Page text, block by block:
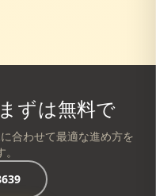
ずは無料で
合わせて最適な進め方を